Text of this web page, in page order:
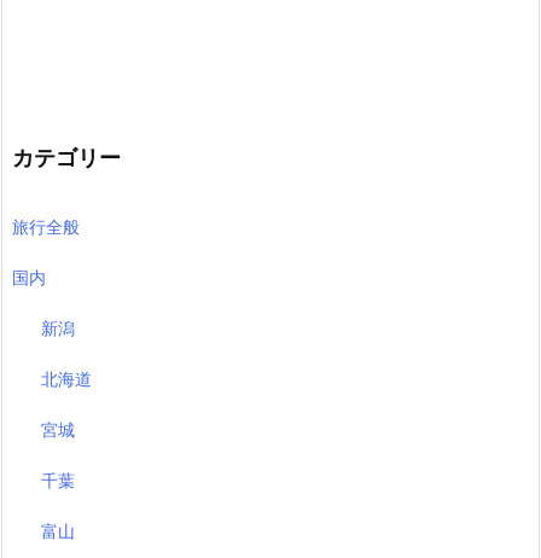
カテゴリー
旅行全般
国内
新潟
北海道
宮城
千葉
富山